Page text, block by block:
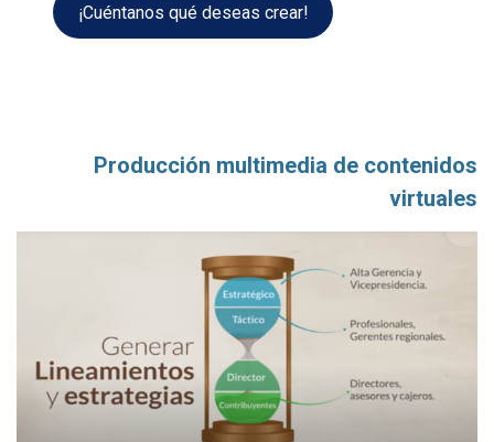
¡Cuéntanos qué deseas crear!
Producción multimedia de contenidos
virtuales